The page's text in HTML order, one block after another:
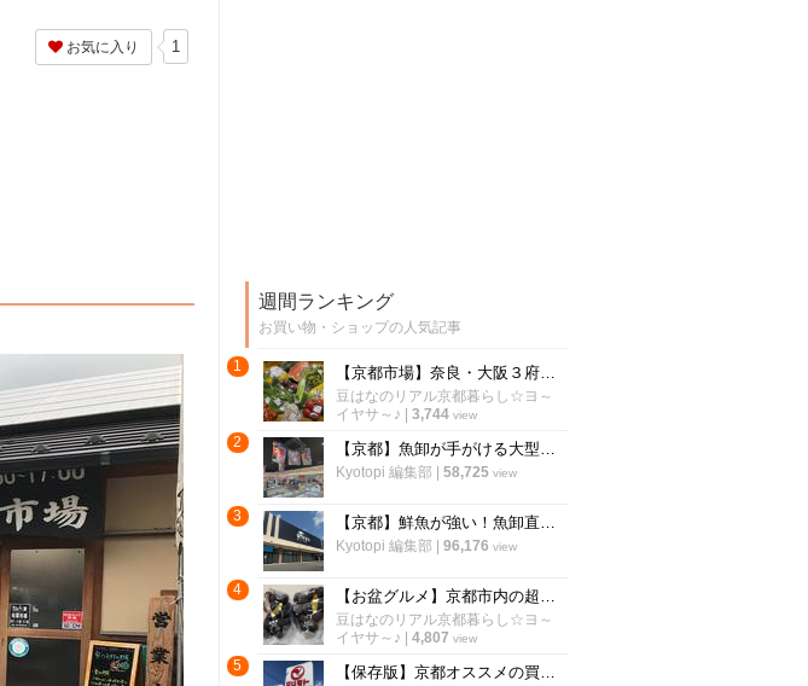
お気に入り 1
週間ランキング
お買い物・ショップの人気記事
1 【京都市場】奈良・大阪３府県の食材揃う京都最大級の直売所！夏野菜＆フルーツ満載「旬の駅」
豆はなのリアル京都暮らし☆ヨ～
イヤサ～♪
3,744 view
2 【京都】魚卸が手がける大型海鮮スーパーがオープン！丸魚がずらり並ぶ話題店
Kyotopi 編集部 58,725 view
3 【京都】鮮魚が強い！魚卸直営スーパーが5月29日オープン！「UMIYAマルヤマ水産」
Kyotopi 編集部 96,176 view
4 【お盆グルメ】京都市内の超穴場ぶどう名産地☆人気品種シャインマスカットも「寺本農園」
豆はなのリアル京都暮らし☆ヨ～
イヤサ～♪
4,807 view
5 【保存版】京都オススメの買い物が楽しくなる食品スーパーマーケット【厳選6店】